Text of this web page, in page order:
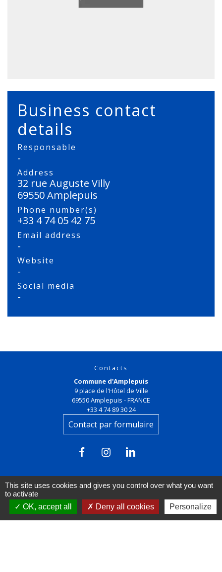
Business contact
details
Responsable
-
Address
32 rue Auguste Villy
69550 Amplepuis
Phone number(s)
+33 4 74 05 42 75
Email address
-
Website
-
Social media
-
Contacts
Commune d'Amplepuis
9 place de l'Hôtel de Ville
69550 Amplepuis - FRANCE
+33 4 74 89 30 24
Contact par formulaire
Liens
This site uses cookies and gives you control over what you want
to activate
OK, accept all
Deny all cookies Personalize